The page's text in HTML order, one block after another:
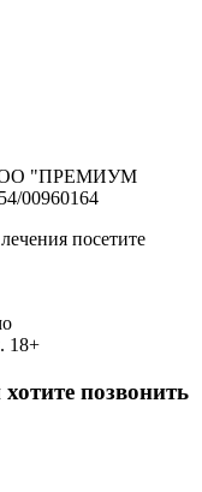
ООО "ПРЕМИУМ
00960164
посетите
18+
позвонить